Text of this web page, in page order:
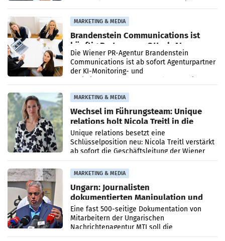
MARKETING & MEDIA
Brandenstein Communications ist
künftig Partner von OtterlyAI
Die Wiener PR-Agentur Brandenstein
Communications ist ab sofort Agenturpartner
der KI-Monitoring- und
MARKETING & MEDIA
Wechsel im Führungsteam: Unique
relations holt Nicola Treitl in die
Geschäftsleitung
Unique relations besetzt eine
Schlüsselposition neu: Nicola Treitl verstärkt
ab sofort die Geschäftsleitung der Wiener
PR-Agentur an der Seite von Josef Kalina und
Anna Kalina-Mahr.
MARKETING & MEDIA
Ungarn: Journalisten
dokumentierten Manipulation und
Zensur
Eine fast 500-seitige Dokumentation von
Mitarbeitern der Ungarischen
Nachrichtenagentur MTI soll die
systematische Nachrichten-Manipulation und